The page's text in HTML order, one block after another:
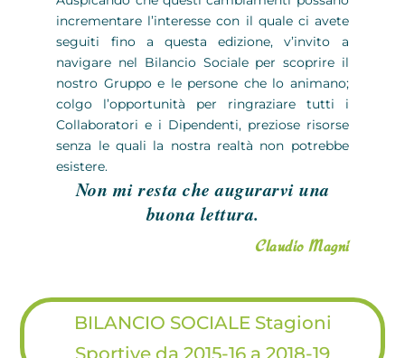
incrementare l’interesse con il quale ci avete
seguiti fino a questa edizione, v’invito a
navigare nel Bilancio Sociale per scoprire il
nostro Gruppo e le persone che lo animano;
colgo l’opportunità per ringraziare tutti i
Collaboratori e i Dipendenti, preziose risorse
senza le quali la nostra realtà non potrebbe
esistere.
Non mi resta che augurarvi una
buona lettura.
Claudio Magni
BILANCIO SOCIALE Stagioni
Sportive da 2015-16 a 2018-19